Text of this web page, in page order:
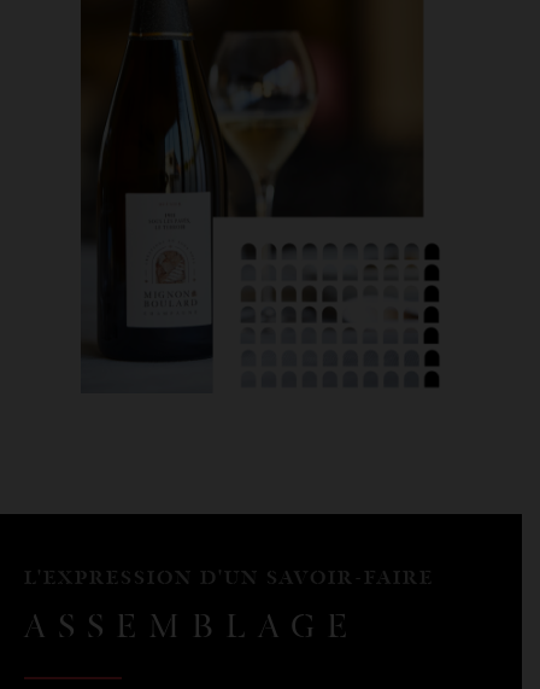
L'EXPRESSION D'UN SAVOIR-FAIRE
ASSEMBLAGE